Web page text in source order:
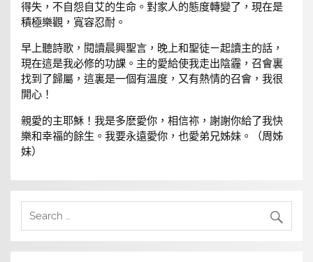
得失，不自怨自艾的生命。對家人的態度轉變了，現在是
積極樂觀，寬容忍耐。
早上聽詩歌，閱讀晨興聖言，晚上和聖徒ㄧ起讀主的話，
現在這是我必修的功課。主的愛給使我走出陰霾，召會裏
找到了歸屬，這裏是一個有溫度，又有熱情的召會，我很
開心！
親愛的主耶穌！我是多麽愛你，相信祢，謝謝你給了我快
樂和幸福的餘生。我要永遠愛你，也愛弟兄姊妹。（周姊
妹）